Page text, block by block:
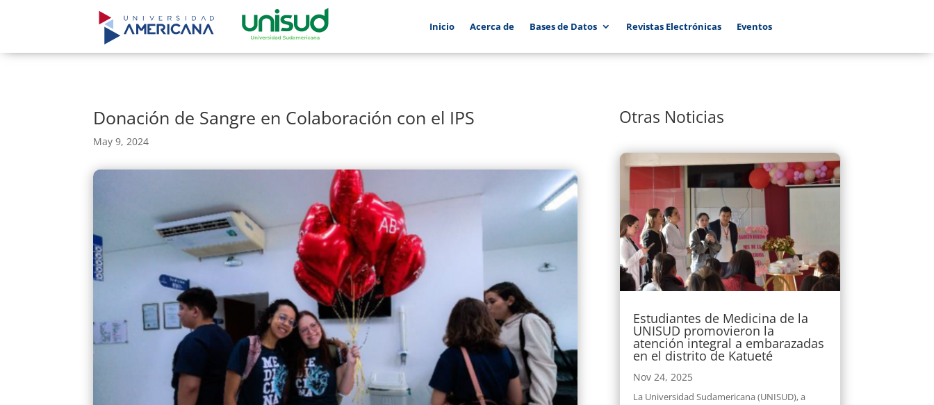
Inicio Acerca de Bases de Datos Revistas Electrónicas Eventos
Donación de Sangre en Colaboración con el IPS
May 9, 2024
Otras Noticias
Estudiantes de Medicina de la
UNISUD promovieron la
atención integral a embarazadas
en el distrito de Katueté
Nov 24, 2025
La Universidad Sudamericana (UNISUD), a